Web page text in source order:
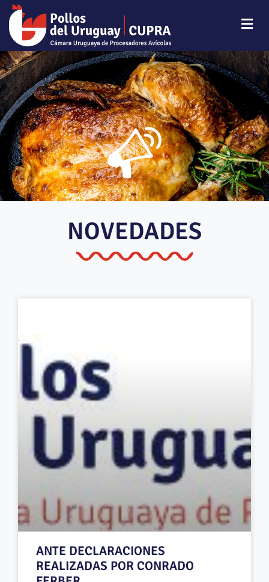
NOVEDADES
ANTE DECLARACIONES
REALIZADAS POR CONRADO